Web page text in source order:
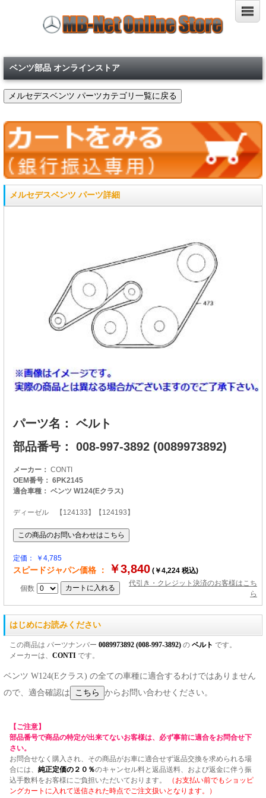
ベンツ部品 オンラインストア
メルセデスベンツ パーツ詳細
パーツ名： ベルト
部品番号： 008-997-3892 (0089973892)
メーカー： CONTI
OEM番号： 6PK2145
適合車種： ベンツ W124(Eクラス)
ディーゼル 【124133】【124193】
定価： ￥4,785
スピードジャパン価格 ： ￥3,840 (￥4,224 税込)
個数
代引き・クレジット決済のお客様はこち
ら
はじめにお読みください
この商品は パーツナンバー 0089973892 (008-997-3892) の ベルト です。
メーカーは、 CONTI です。
ベンツ W124(Eクラス) の全ての車種に適合するわけではありません
ので、適合確認は
からお問い合わせください。
【ご注意】
部品番号で商品の特定が出来てないお客様は、必ず事前に適合をお問合せ下
さい。
お問合せなく購入され、その商品がお車に適合せず返品交換を求められる場
合には、 純正定価の２０％のキャンセル料と返品送料、および返金に伴う振
込手数料をお客様にご負担いただいております。
（お支払い前でもショッピ
ングカートに入れて送信された時点でご注文扱いとなります。）